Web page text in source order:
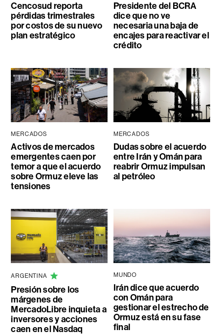
Cencosud reporta
pérdidas trimestrales
por costos de su nuevo
plan estratégico
Presidente del BCRA
dice que no ve
necesaria una baja de
encajes para reactivar el
crédito
MERCADOS
Activos de mercados
emergentes caen por
temor a que el acuerdo
sobre Ormuz eleve las
tensiones
MERCADOS
Dudas sobre el acuerdo
entre Irán y Omán para
reabrir Ormuz impulsan
al petróleo
ARGENTINA
Presión sobre los
márgenes de
MercadoLibre inquieta a
inversores y acciones
caen en el Nasdaq
MUNDO
Irán dice que acuerdo
con Omán para
gestionar el estrecho de
Ormuz está en su fase
final